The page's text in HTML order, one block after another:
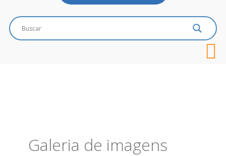
Galeria de imagens